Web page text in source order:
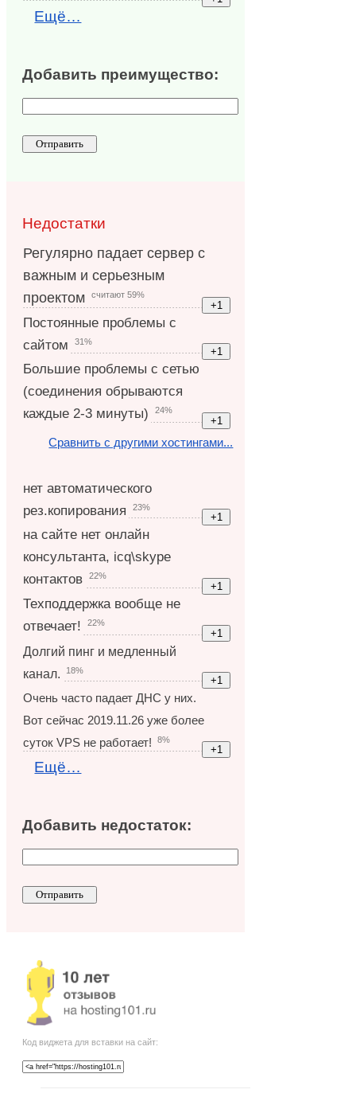
Ещё…
Добавить преимущество:
Недостатки
Регулярно падает сервер с
важным и серьезным
проектом
считают 59%
Постоянные проблемы с
сайтом
31%
Большие проблемы с сетью
(соединения обрываются
каждые 2-3 минуты)
24%
Сравнить с другими хостингами...
нет автоматического
рез.копирования
23%
на сайте нет онлайн
консультанта, icq\skype
контактов
22%
Техподдержка вообще не
отвечает!
22%
Долгий пинг и медленный
канал.
18%
Очень часто падает ДНС у них.
Вот сейчас 2019.11.26 уже более
суток VPS не работает!
8%
Ещё…
Добавить недостаток:
Код виджета для вставки на сайт: